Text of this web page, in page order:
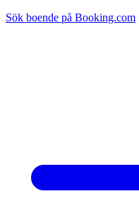
Sök boende på Booking.com